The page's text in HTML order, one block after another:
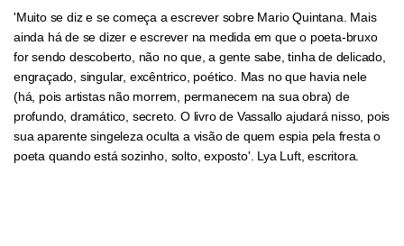
'Muito se diz e se começa a escrever sobre Mario Quintana. Mais
ainda há de se dizer e escrever na medida em que o poeta-bruxo
for sendo descoberto, não no que, a gente sabe, tinha de delicado,
engraçado, singular, excêntrico, poético. Mas no que havia nele
(há, pois artistas não morrem, permanecem na sua obra) de
profundo, dramático, secreto. O livro de Vassallo ajudará nisso, pois
sua aparente singeleza oculta a visão de quem espia pela fresta o
poeta quando está sozinho, solto, exposto'. Lya Luft, escritora.